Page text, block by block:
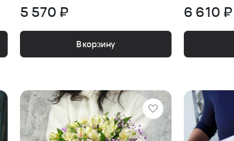
5 570 ₽
В корзину
6 610 ₽